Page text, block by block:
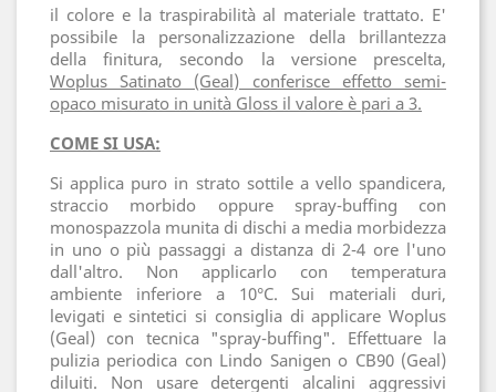
il colore e la traspirabilità al materiale trattato. E'
possibile la personalizzazione della brillantezza
della finitura, secondo la versione prescelta,
Woplus Satinato (Geal) conferisce effetto semi-
opaco misurato in unità Gloss il valore è pari a 3.
COME SI USA:
Si applica puro in strato sottile a vello spandicera,
straccio morbido oppure spray-buffing con
monospazzola munita di dischi a media morbidezza
in uno o più passaggi a distanza di 2-4 ore l'uno
dall'altro. Non applicarlo con temperatura
ambiente inferiore a 10°C. Sui materiali duri,
levigati e sintetici si consiglia di applicare Woplus
(Geal) con tecnica "spray-buffing". Effettuare la
pulizia periodica con Lindo Sanigen o CB90 (Geal)
diluiti. Non usare detergenti alcalini aggressivi